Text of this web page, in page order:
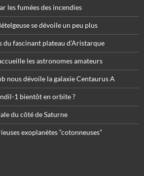
les fumées des incendies
se dévoile un peu plus
du fascinant plateau d’Aristarque
les astronomes amateurs
nous dévoile la galaxie Centaurus A
1 bientôt en orbite ?
du côté de Saturne
exoplanètes “cotonneuses”